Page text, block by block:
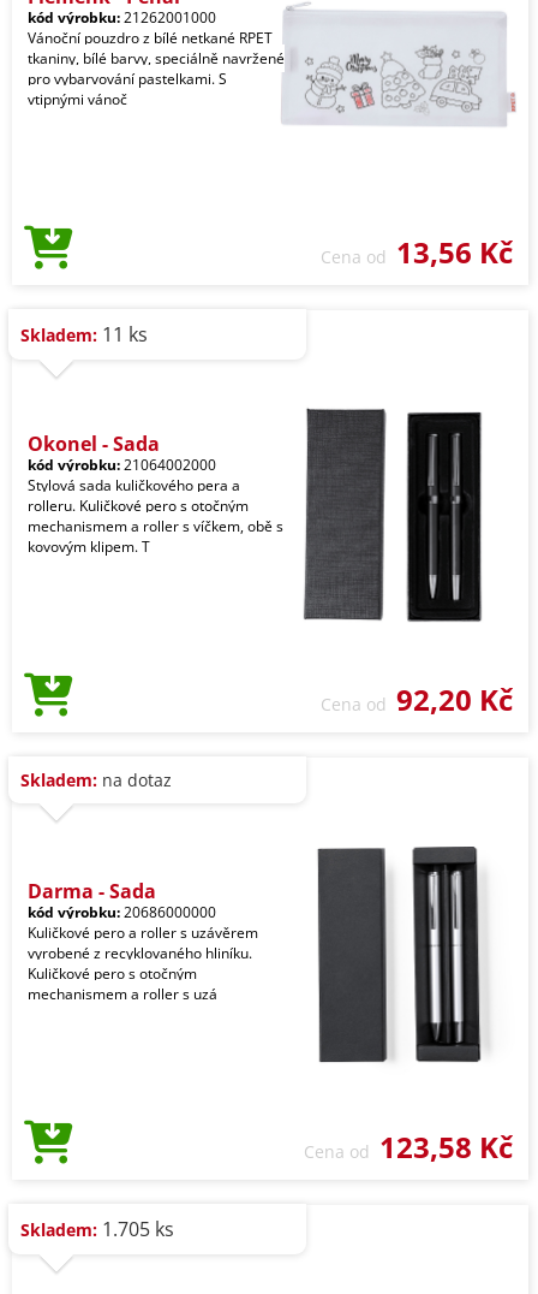
kód výrobku:21262001000
Vánoční pouzdro z bílé netkané RPET
tkaniny, bílé barvy, speciálně navržené
pro vybarvování pastelkami. S
vtipnými vánoč
Cena od 13,56 Kč
Skladem: 11 ks
Okonel - Sada
kód výrobku:21064002000
Stylová sada kuličkového pera a
rolleru. Kuličkové pero s otočným
mechanismem a roller s víčkem, obě s
kovovým klipem. T
Cena od 92,20 Kč
Skladem: na dotaz
Darma - Sada
kód výrobku:20686000000
Kuličkové pero a roller s uzávěrem
vyrobené z recyklovaného hliníku.
Kuličkové pero s otočným
mechanismem a roller s uzá
Cena od 123,58 Kč
Skladem: 1.705 ks